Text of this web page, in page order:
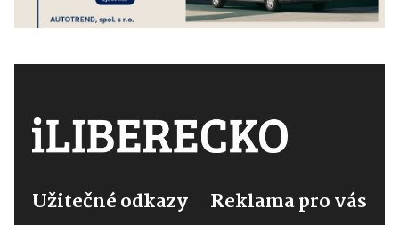
Užitečné odkazy Reklama pro vás